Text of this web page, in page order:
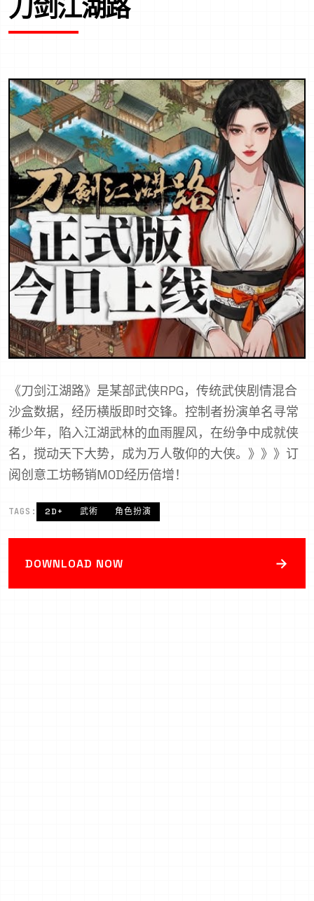
刀剑江湖路
《刀剑江湖路》是某部武侠RPG，传统武侠剧情混合
沙盒数据，经历横版即时交锋。控制者扮演单名寻常
稀少年，陷入江湖武林的血雨腥风，在纷争中成就侠
名，搅动天下大势，成为万人敬仰的大侠。》》》订
阅创意工坊畅销MOD经历倍增！
TAGS: 2D+ 武術 角色扮演
DOWNLOAD NOW →